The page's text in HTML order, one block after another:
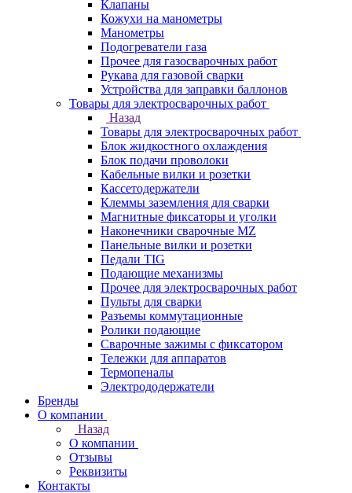
Клапаны
Кожухи на манометры
Манометры
Подогреватели газа
Прочее для газосварочных работ
Рукава для газовой сварки
Устройства для заправки баллонов
Товары для электросварочных работ
Назад
Товары для электросварочных работ
Блок жидкостного охлаждения
Блок подачи проволоки
Кабельные вилки и розетки
Кассетодержатели
Клеммы заземления для сварки
Магнитные фиксаторы и уголки
Наконечники сварочные MZ
Панельные вилки и розетки
Педали TIG
Подающие механизмы
Прочее для электросварочных работ
Пульты для сварки
Разъемы коммутационные
Ролики подающие
Сварочные зажимы с фиксатором
Тележки для аппаратов
Термопеналы
Электрододержатели
Бренды
О компании
Назад
О компании
Отзывы
Реквизиты
Контакты